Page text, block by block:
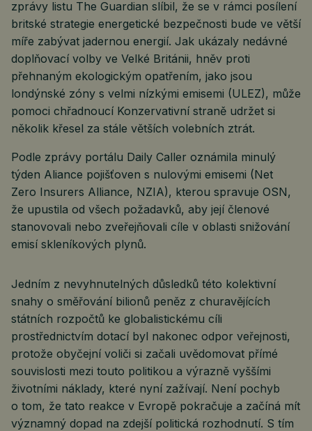
zprávy listu The Guardian slíbil, že se v rámci posílení
britské strategie energetické bezpečnosti bude ve větší
míře zabývat jadernou energií. Jak ukázaly nedávné
doplňovací volby ve Velké Británii, hněv proti
přehnaným ekologickým opatřením, jako jsou
londýnské zóny s velmi nízkými emisemi (ULEZ), může
pomoci chřadnoucí Konzervativní straně udržet si
několik křesel za stále větších volebních ztrát.
Podle zprávy portálu Daily Caller oznámila minulý
týden Aliance pojišťoven s nulovými emisemi (Net
Zero Insurers Alliance, NZIA), kterou spravuje OSN,
že upustila od všech požadavků, aby její členové
stanovovali nebo zveřejňovali cíle v oblasti snižování
emisí skleníkových plynů.
Jedním z nevyhnutelných důsledků této kolektivní
snahy o směřování bilionů peněz z churavějících
státních rozpočtů ke globalistickému cíli
prostřednictvím dotací byl nakonec odpor veřejnosti,
protože obyčejní voliči si začali uvědomovat přímé
souvislosti mezi touto politikou a výrazně vyššími
životními náklady, které nyní zažívají. Není pochyb
o tom, že tato reakce v Evropě pokračuje a začíná mít
významný dopad na zdejší politická rozhodnutí. S tím